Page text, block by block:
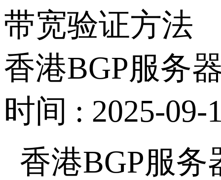
带宽验证方法
香港BGP服务
时间 : 2025-09-
香港BGP服务